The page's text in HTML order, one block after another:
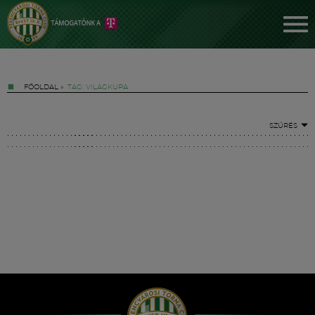
FŐOLDAL » TAG: VILÁGKUPA
SZŰRÉS
Hírek